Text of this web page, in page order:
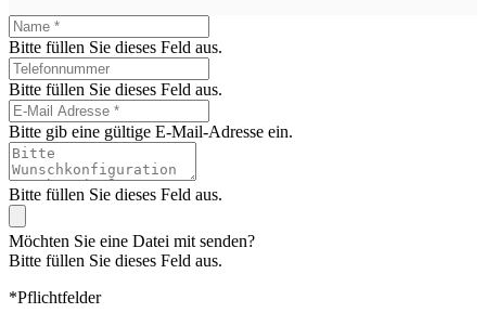
Bitte füllen Sie dieses Feld aus.
Bitte füllen Sie dieses Feld aus.
Bitte gib eine gültige E-Mail-Adresse ein.
Bitte füllen Sie dieses Feld aus.
Möchten Sie eine Datei mit senden?
Bitte füllen Sie dieses Feld aus.
*Pflichtfelder